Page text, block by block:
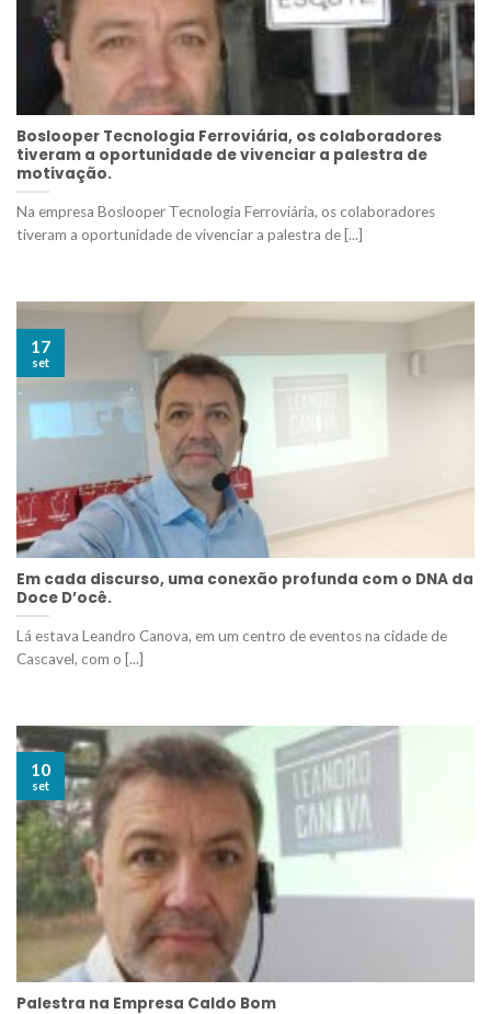
Boslooper Tecnologia Ferroviária, os colaboradores
tiveram a oportunidade de vivenciar a palestra de
motivação.
Na empresa Boslooper Tecnologia Ferroviária, os colaboradores
tiveram a oportunidade de vivenciar a palestra de [...]
Em cada discurso, uma conexão profunda com o DNA da
Doce D’ocê.
Lá estava Leandro Canova, em um centro de eventos na cidade de
Cascavel, com o [...]
17
set
Palestra na Empresa Caldo Bom
10
set